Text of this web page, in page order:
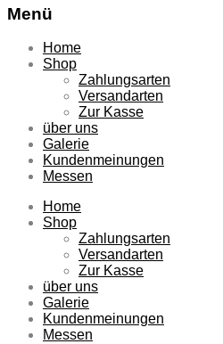
Menü
Zum
Inhalt
Home
Shop
Zahlungsarten
Versandarten
Zur Kasse
über uns
Galerie
Kundenmeinungen
Messen
Home
Shop
Zahlungsarten
Versandarten
Zur Kasse
über uns
Galerie
Kundenmeinungen
Messen